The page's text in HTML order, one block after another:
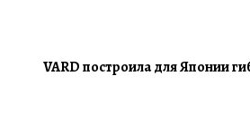
VARD построила для Японии